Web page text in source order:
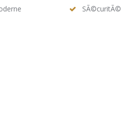
SÃ©curitÃ©